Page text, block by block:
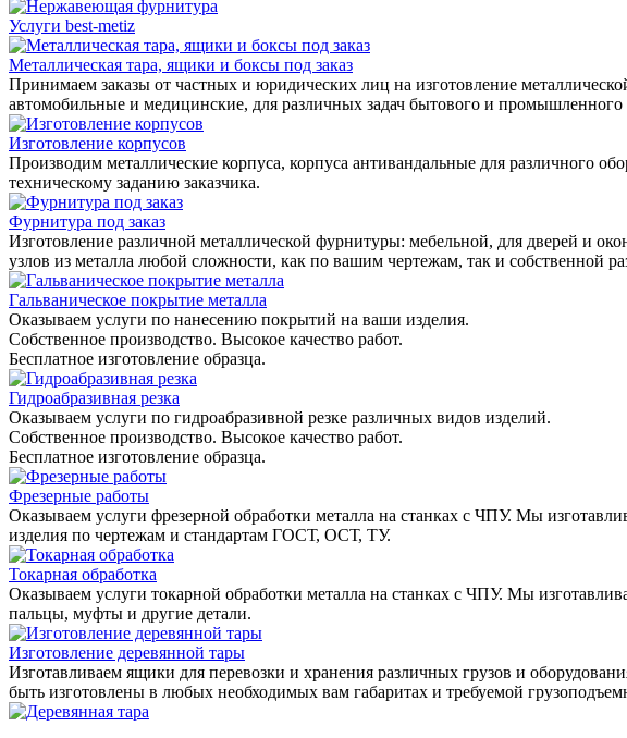
Услуги best-metiz
Металлическая тара, ящики и боксы под заказ
Принимаем заказы от частных и юридических лиц на изготовление
автомобильные и медицинские, для различных задач бытового и промышленного
Изготовление корпусов
Производим металлические корпуса, корпуса антивандальные для различного
техническому заданию заказчика.
Фурнитура под заказ
Изготовление различной металлической фурнитуры: мебельной, для дверей и
узлов из металла любой сложности, как по вашим чертежам, так и собственной
Гальваническое покрытие металла
Оказываем услуги по нанесению покрытий на ваши изделия.
Собственное производство. Высокое качество работ.
Бесплатное изготовление образца.
Гидроабразивная резка
Оказываем услуги по гидроабразивной резке различных видов изделий.
Собственное производство. Высокое качество работ.
Бесплатное изготовление образца.
Фрезерные работы
Оказываем услуги фрезерной обработки металла на станках с ЧПУ. Мы
изделия по чертежам и стандартам ГОСТ, ОСТ, ТУ.
Токарная обработка
Оказываем услуги токарной обработки металла на станках с ЧПУ. Мы
пальцы, муфты и другие детали.
Изготовление деревянной тары
Изготавливаем ящики для перевозки и хранения различных грузов и
быть изготовлены в любых необходимых вам габаритах и требуемой